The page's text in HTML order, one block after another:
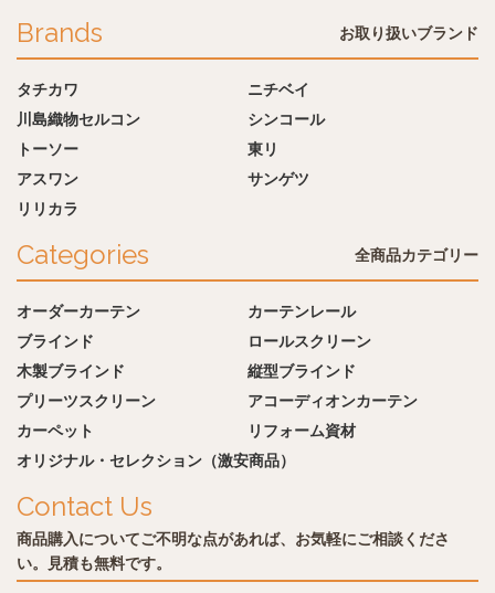
Brands お取り扱いブランド
タチカワ
ニチベイ
川島織物セルコン
シンコール
トーソー
東リ
アスワン
サンゲツ
リリカラ
Categories 全商品カテゴリー
オーダーカーテン
カーテンレール
ブラインド
ロールスクリーン
木製ブラインド
縦型ブラインド
プリーツスクリーン
アコーディオンカーテン
カーペット
リフォーム資材
オリジナル・セレクション（激安商品）
Contact Us
商品購入についてご不明な点があれば、お気軽にご相談くださ
い。見積も無料です。